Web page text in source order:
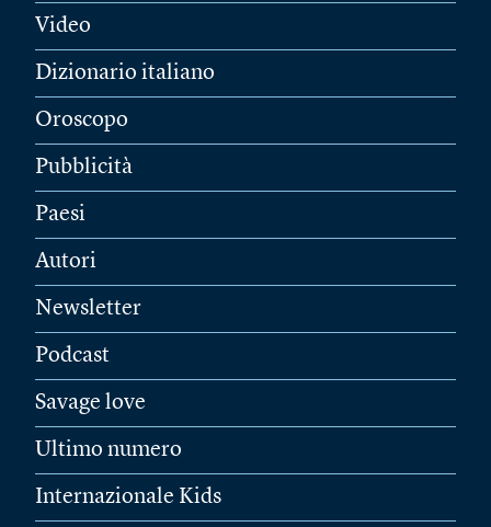
Video
Dizionario italiano
Oroscopo
Pubblicità
Paesi
Autori
Newsletter
Podcast
Savage love
Ultimo numero
Internazionale Kids